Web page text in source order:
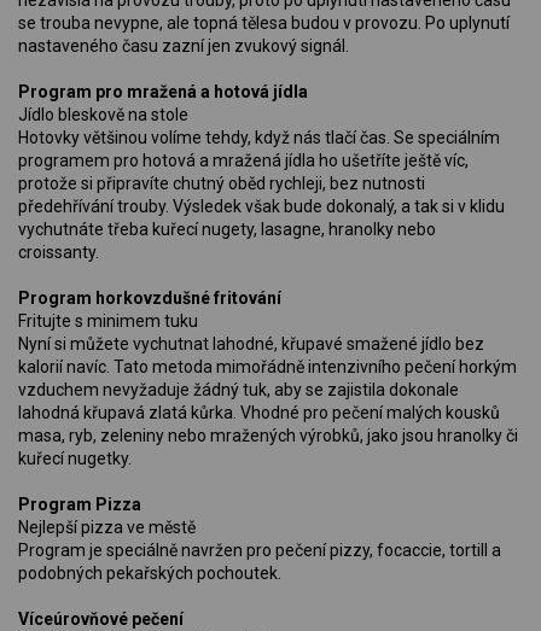
se trouba nevypne, ale topná tělesa budou v provozu. Po uplynutí
nastaveného času zazní jen zvukový signál.
Program pro mražená a hotová jídla
Jídlo bleskově na stole
Hotovky většinou volíme tehdy, když nás tlačí čas. Se speciálním
programem pro hotová a mražená jídla ho ušetříte ještě víc,
protože si připravíte chutný oběd rychleji, bez nutnosti
předehřívání trouby. Výsledek však bude dokonalý, a tak si v klidu
vychutnáte třeba kuřecí nugety, lasagne, hranolky nebo
croissanty.
Program horkovzdušné fritování
Fritujte s minimem tuku
Nyní si můžete vychutnat lahodné, křupavé smažené jídlo bez
kalorií navíc. Tato metoda mimořádně intenzivního pečení horkým
vzduchem nevyžaduje žádný tuk, aby se zajistila dokonale
lahodná křupavá zlatá kůrka. Vhodné pro pečení malých kousků
masa, ryb, zeleniny nebo mražených výrobků, jako jsou hranolky či
kuřecí nugetky.
Program Pizza
Nejlepší pizza ve městě
Program je speciálně navržen pro pečení pizzy, focaccie, tortill a
podobných pekařských pochoutek.
Víceúrovňové pečení